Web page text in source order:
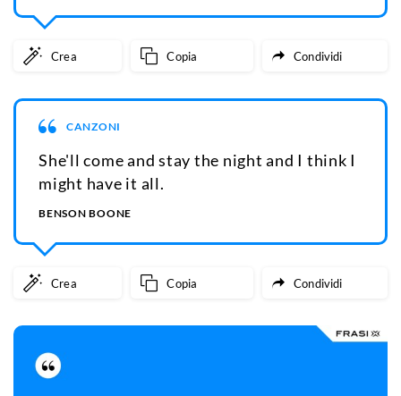
Crea Copia Condividi
CANZONI
She'll come and stay the night and I think I
might have it all.
BENSON BOONE
Crea Copia Condividi